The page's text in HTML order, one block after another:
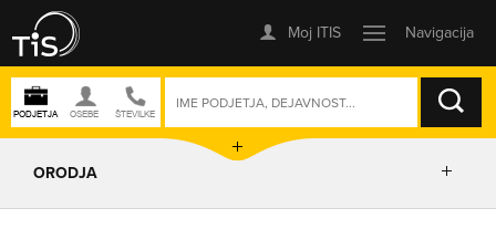
ISKANJE
ORODJA